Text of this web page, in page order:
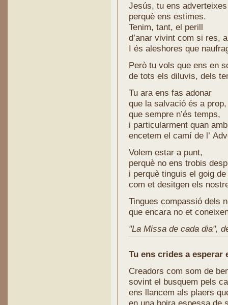
Jesús, tu ens adverteixes
perquè ens estimes.
Tenim, tant, el perill
d’anar vivint com si res,
I és aleshores que
Però tu vols que ens en
de tots els diluvis, dels
Tu ara ens fas adonar
que la salvació és a prop,
que sempre n’és temps,
i particularment quan
encetem el camí de l’
Volem estar a punt,
perquè no ens trobis
i perquè tinguis el goig
com et desitgen els
Tingues compassió dels
que encara no et
"La Missa de cada dia",
Tu ens crides a esperar
Creadors com som de
sovint el busquem pels
ens llancem als plaers